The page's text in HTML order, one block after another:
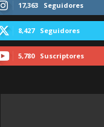
17,363 Seguidores
8,427 Seguidores
5,780 Suscriptores